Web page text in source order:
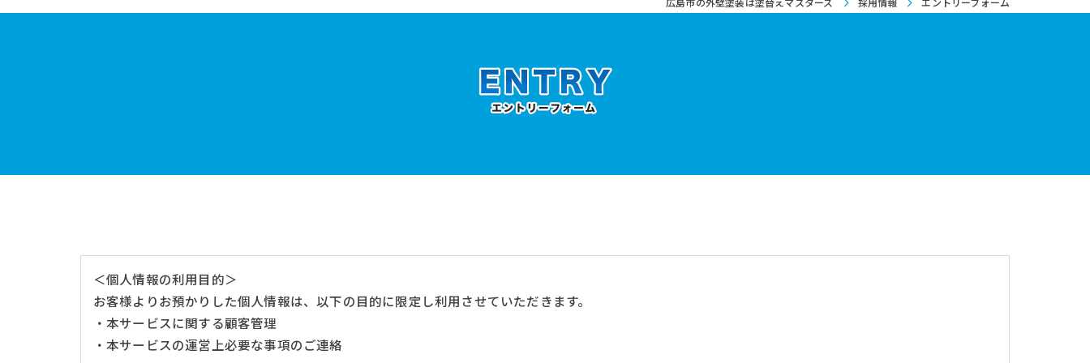
＜個人情報の利用目的＞
お客様よりお預かりした個人情報は、以下の目的に限定し利用させていただきます。
・本サービスに関する顧客管理
・本サービスの運営上必要な事項のご連絡